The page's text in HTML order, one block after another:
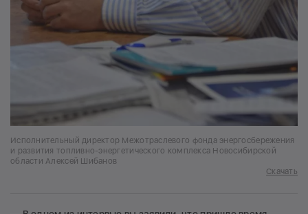
Исполнительный директор Межотраслевого фонда энергосбережения
и развития топливно-энергетического комплекса Новосибирской
области Алексей Шибанов
Скачать